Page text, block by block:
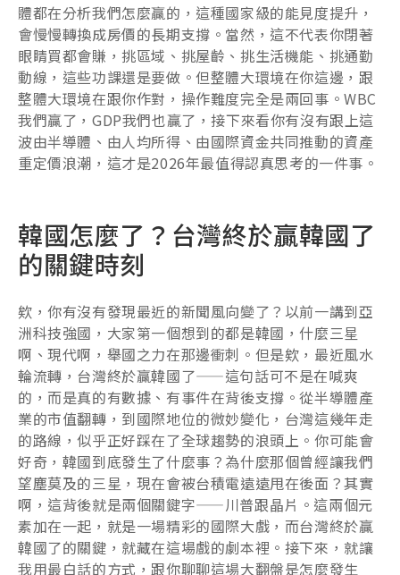
體都在分析我們怎麼贏的，這種國家級的能見度提升，
會慢慢轉換成房價的長期支撐。當然，這不代表你閉著
眼睛買都會賺，挑區域、挑屋齡、挑生活機能、挑通勤
動線，這些功課還是要做。但整體大環境在你這邊，跟
整體大環境在跟你作對，操作難度完全是兩回事。WBC
我們贏了，GDP我們也贏了，接下來看你有沒有跟上這
波由半導體、由人均所得、由國際資金共同推動的資產
重定價浪潮，這才是2026年最值得認真思考的一件事。
韓國怎麼了？台灣終於贏韓國了
的關鍵時刻
欸，你有沒有發現最近的新聞風向變了？以前一講到亞
洲科技強國，大家第一個想到的都是韓國，什麼三星
啊、現代啊，舉國之力在那邊衝刺。但是欸，最近風水
輪流轉，台灣終於贏韓國了——這句話可不是在喊爽
的，而是真的有數據、有事件在背後支撐。從半導體產
業的市值翻轉，到國際地位的微妙變化，台灣這幾年走
的路線，似乎正好踩在了全球趨勢的浪頭上。你可能會
好奇，韓國到底發生了什麼事？為什麼那個曾經讓我們
望塵莫及的三星，現在會被台積電遠遠甩在後面？其實
啊，這背後就是兩個關鍵字——川普跟晶片。這兩個元
素加在一起，就是一場精彩的國際大戲，而台灣終於贏
韓國了的關鍵，就藏在這場戲的劇本裡。接下來，就讓
我用最白話的方式，跟你聊聊這場大翻盤是怎麼發生